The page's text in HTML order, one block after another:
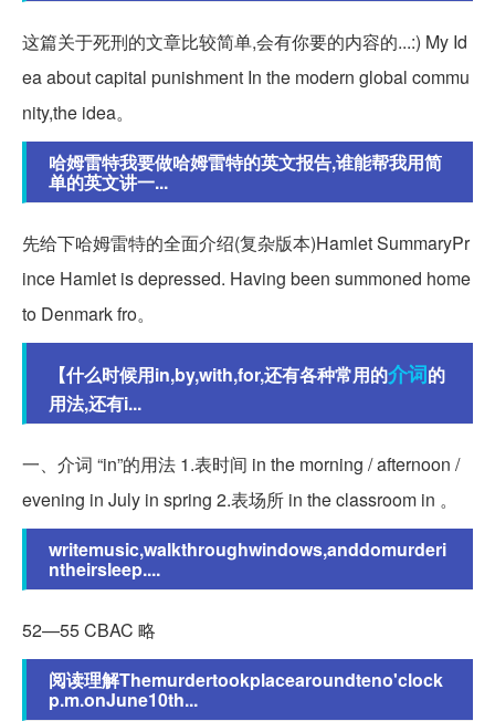
这篇关于死刑的文章比较简单,会有你要的内容的...:) My Id
ea about capital punishment In the modern global commu
nity,the idea。
哈姆雷特我要做哈姆雷特的英文报告,谁能帮我用简
单的英文讲一...
先给下哈姆雷特的全面介绍(复杂版本)Hamlet SummaryPr
ince Hamlet is depressed. Having been summoned home
to Denmark fro。
【什么时候用in,by,with,for,还有各种常用的介词的
用法,还有i...
一、介词 “in”的用法 1.表时间 in the morning / afternoon /
evening in July in spring 2.表场所 in the classroom in 。
writemusic,walkthroughwindows,anddomurderi
ntheirsleep....
52—55 CBAC 略
阅读理解Themurdertookplacearoundteno'clock
p.m.onJune10th...